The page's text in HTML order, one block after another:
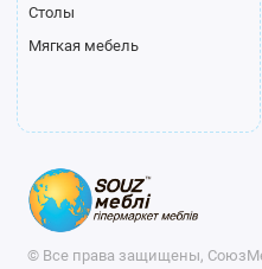
Столы
Мягкая мебель
© Все права защищены,